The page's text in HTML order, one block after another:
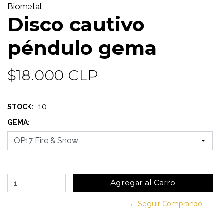
Biometal
Disco cautivo
péndulo gema
$18.000 CLP
STOCK: 10
GEMA:
← Seguir Comprando